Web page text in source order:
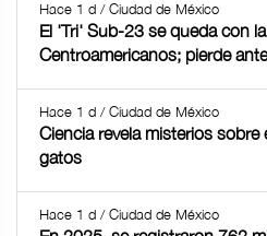
Hace 1 d / Ciudad de México
El 'Tri' Sub-23 se queda con
Centroamericanos; pierde
Hace 1 d / Ciudad de México
Ciencia revela misterios sobre
gatos
Hace 1 d / Ciudad de México